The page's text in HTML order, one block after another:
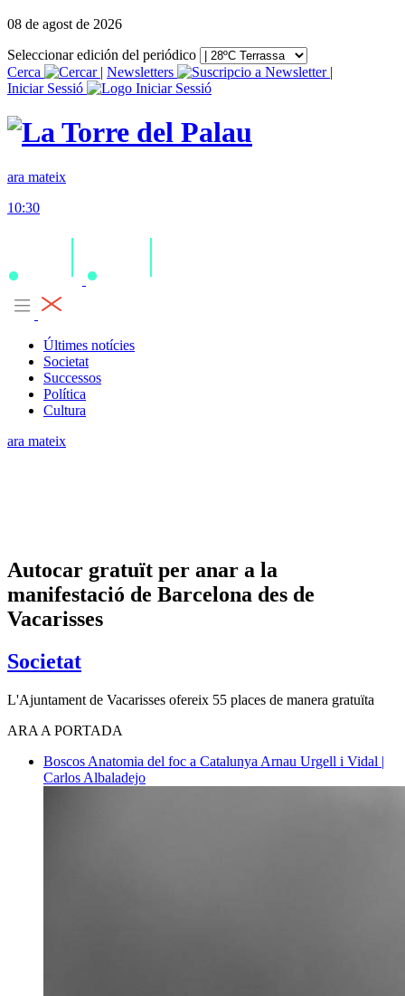
08 de agost de 2026
Seleccionar edición del periódico
Cerca
| Newsletters
|
Iniciar Sessió
ara mateix
10:30
Últimes notícies
Societat
Successos
Política
Cultura
ara mateix
Autocar gratuït per anar a la
manifestació de Barcelona des de
Vacarisses
Societat
L'Ajuntament de Vacarisses ofereix 55 places de manera gratuïta
ARA A PORTADA
Boscos Anatomia del foc a Catalunya Arnau Urgell i Vidal |
Carlos Albaladejo